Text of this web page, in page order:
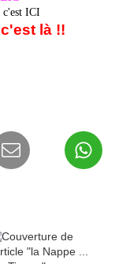
c'est ICI
c'est là !!